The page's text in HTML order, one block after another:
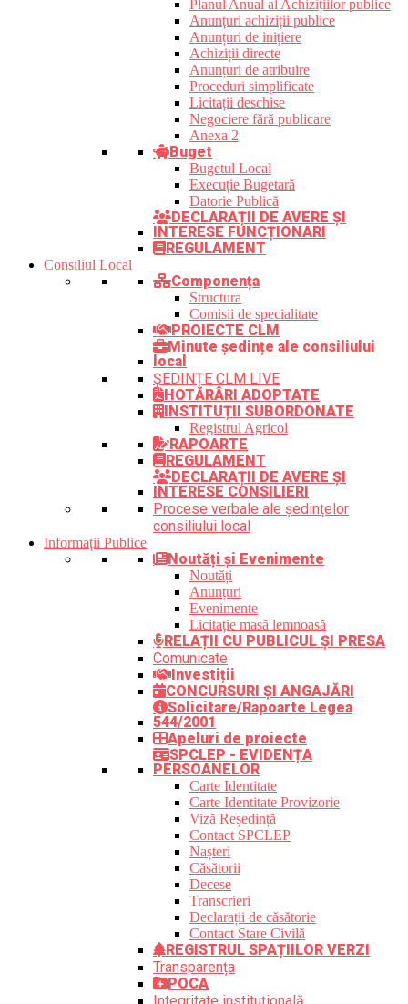
Planul Anual al Achizițiilor publice
Anunțuri achiziții publice
Anunțuri de inițiere
Achiziții directe
Anunțuri de atribuire
Proceduri simplificate
Licitații deschise
Negociere fără publicare
Anexa 2
Buget
Bugetul Local
Execuție Bugetară
Datorie Publică
DECLARAȚII DE AVERE ȘI
INTERESE FUNCȚIONARI
REGULAMENT
Consiliul Local
Componența
Structura
Comisii de specialitate
PROIECTE CLM
Minute ședințe ale consiliului
local
ȘEDINȚE CLM LIVE
HOTĂRÂRI ADOPTATE
INSTITUȚII SUBORDONATE
Registrul Agricol
RAPOARTE
REGULAMENT
DECLARAȚII DE AVERE ȘI
INTERESE CONSILIERI
Procese verbale ale ședințelor
consiliului local
Informații Publice
Noutăți și Evenimente
Noutăți
Anunțuri
Evenimente
Licitație masă lemnoasă
RELAȚII CU PUBLICUL ȘI PRESA
Comunicate
Investiții
CONCURSURI ȘI ANGAJĂRI
Solicitare/Rapoarte Legea
544/2001
Apeluri de proiecte
SPCLEP - EVIDENȚA
PERSOANELOR
Carte Identitate
Carte Identitate Provizorie
Viză Reședință
Contact SPCLEP
Nașteri
Căsătorii
Decese
Transcrieri
Declarații de căsătorie
Contact Stare Civilă
REGISTRUL SPAȚIILOR VERZI
Transparența
POCA